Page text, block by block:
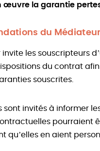
œuvre la garantie
du Médiateur
invite les souscripteurs
du contrat
souscrites.
sont invités à informer
pourraient
qu’elles en aient